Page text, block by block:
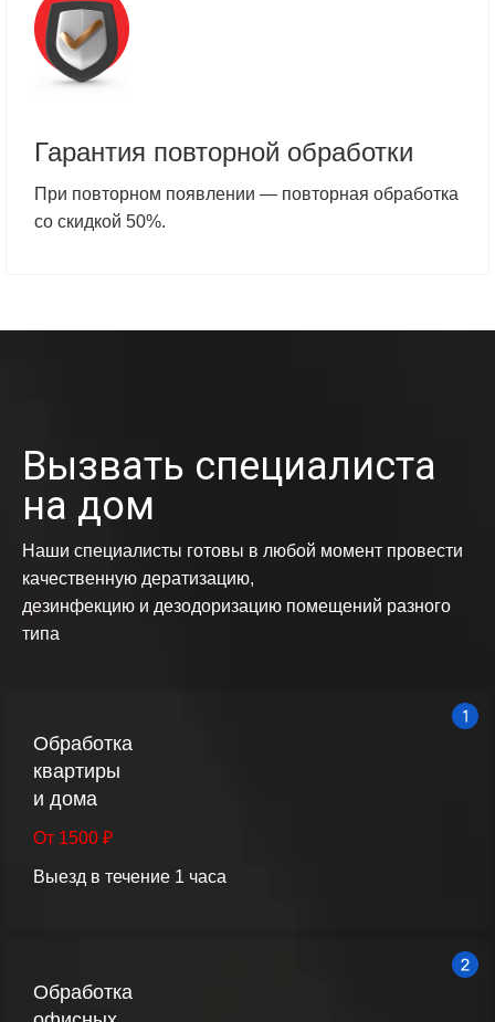
Гарантия повторной обработки
При повторном появлении — повторная обработка
со скидкой 50%.
Вызвать специалиста
на дом
Наши специалисты готовы в любой момент провести
качественную дератизацию,
дезинфекцию и дезодоризацию помещений разного
типа
Обработка
квартиры
и дома
От 1500 ₽
Выезд в течение 1 часа
Обработка